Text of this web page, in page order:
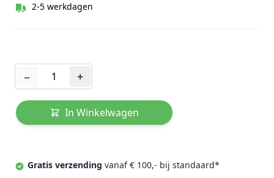
2-5 werkdagen
− +
In Winkelwagen
Gratis verzending vanaf € 100,- bij standaard*